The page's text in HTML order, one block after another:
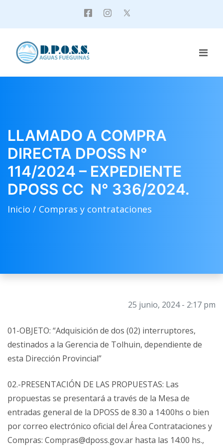
LLAMADO A COMPRA
DIRECTA DPOSS N°
114/2024 – EXPEDIENTE
DPOSS CC N° 336/2024.
Inicio / Compras y contrataciones
25 junio, 2024 - 2:17 pm
01-OBJETO: “Adquisición de dos (02) interruptores,
destinados a la Gerencia de Tolhuin, dependiente de
esta Dirección Provincial”
02.-PRESENTACIÓN DE LAS PROPUESTAS: Las
propuestas se presentará a través de la Mesa de
entradas general de la DPOSS de 8.30 a 14:00hs o bien
por correo electrónico oficial del Área Contrataciones y
Compras: Compras@dposs.gov.ar hasta las 14:00 hs.,